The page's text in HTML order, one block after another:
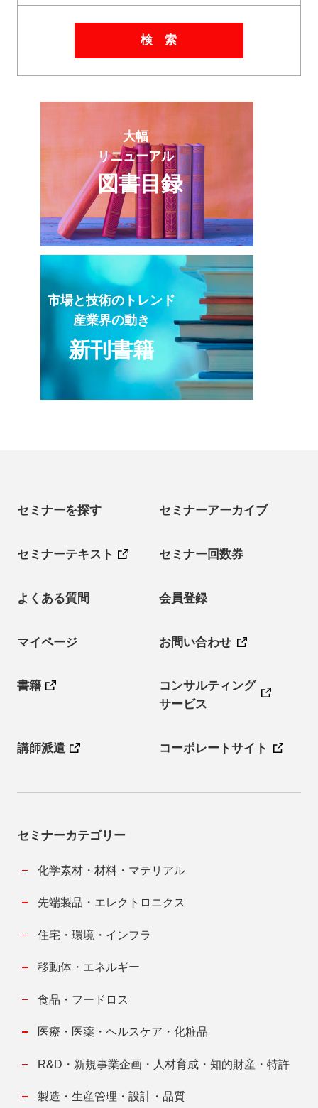
検 索
大幅
リニューアル
図書目録
市場と技術のトレンド
産業界の動き
新刊書籍
セミナーを探す セミナーアーカイブ
セミナーテキスト セミナー回数券
よくある質問 会員登録
マイページ お問い合わせ
書籍
コンサルティング
サービス
講師派遣 コーポレートサイト
セミナーカテゴリー
化学素材・材料・マテリアル
先端製品・エレクトロニクス
住宅・環境・インフラ
移動体・エネルギー
食品・フードロス
医療・医薬・ヘルスケア・化粧品
R&D・新規事業企画・人材育成・知的財産・特許
製造・生産管理・設計・品質